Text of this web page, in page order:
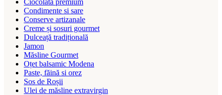
Ciocolată premium
Condimente si sare
Conserve artizanale
Creme și sosuri gourmet
Dulceață tradițională
Jamon
Măsline Gourmet
Oțet balsamic Modena
Paste, făină si orez
Sos de Roșii
Ulei de măsline extravirgin